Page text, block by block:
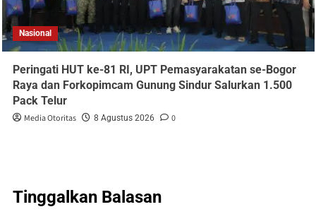
Nasional
Peringati HUT ke-81 RI, UPT Pemasyarakatan se-Bogor
Raya dan Forkopimcam Gunung Sindur Salurkan 1.500
Pack Telur
Media Otoritas 8 Agustus 2026 0
Tinggalkan Balasan